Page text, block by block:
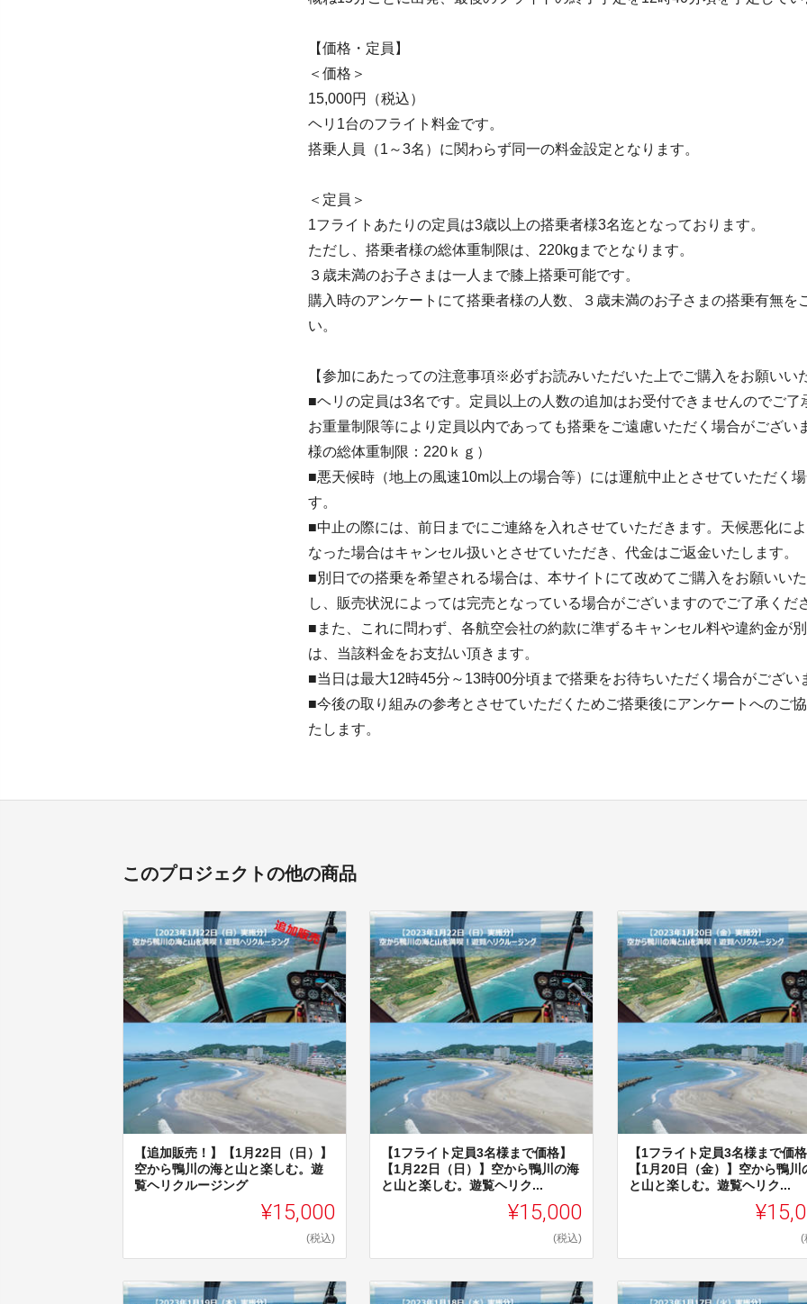
【価格・定員】
＜価格＞
15,000円（税込）
ヘリ1台のフライト料金です。
搭乗人員（1～3名）に関わらず同一の料金設定となります。
＜定員＞
1フライトあたりの定員は3歳以上の搭乗者様3名迄となっております。
ただし、搭乗者様の総体重制限は、220kgまでとなります。
３歳未満のお子さまは一人まで膝上搭乗可能です。
購入時のアンケートにて搭乗者様の人数、３歳未満のお子さまの搭乗有無を
い。
【参加にあたっての注意事項※必ずお読みいただいた上でご購入をお願いい
■ヘリの定員は3名です。定員以上の人数の追加はお受付できませんのでご了
お重量制限等により定員以内であっても搭乗をご遠慮いただく場合がござい
様の総体重制限：220ｋｇ）
■悪天候時（地上の風速10m以上の場合等）には運航中止とさせていただく
す。
■中止の際には、前日までにご連絡を入れさせていただきます。天候悪化に
なった場合はキャンセル扱いとさせていただき、代金はご返金いたします。
■別日での搭乗を希望される場合は、本サイトにて改めてご購入をお願いい
し、販売状況によっては完売となっている場合がございますのでご了承くだ
■また、これに問わず、各航空会社の約款に準ずるキャンセル料や違約金が
は、当該料金をお支払い頂きます。
■当日は最大12時45分～13時00分頃まで搭乗をお待ちいただく場合がござい
■今後の取り組みの参考とさせていただくためご搭乗後にアンケートへのご
たします。
このプロジェクトの他の商品
【追加販売！】【1月22日（日）】
空から鴨川の海と山と楽しむ。遊
覧ヘリクルージング
¥15,000
(税込)
【1フライト定員3名様まで価格】
【1月22日（日）】空から鴨川の海
と山と楽しむ。遊覧ヘリク...
¥15,000
(税込)
【1フライト定員3名様まで価
【1月20日（金）】空から鴨川
と山と楽しむ。遊覧ヘリク...
(